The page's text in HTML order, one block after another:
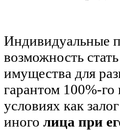
Индивидуальные
возможность
имущества для
гарантом 100%-
условиях как
иного лица при